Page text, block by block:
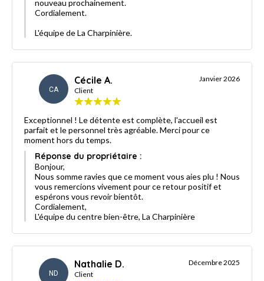
nouveau prochainement.
Cordialement.
L'équipe de La Charpinière.
CA
Cécile A.
Client
Janvier 2026
Exceptionnel ! Le détente est complète, l'accueil est
parfait et le personnel très agréable. Merci pour ce
moment hors du temps.
Réponse du propriétaire :
Bonjour,
Nous somme ravies que ce moment vous aies plu ! Nous
vous remercions vivement pour ce retour positif et
espérons vous revoir bientôt.
Cordialement,
L'équipe du centre bien-être, La Charpinière
ND
Nathalie D.
Client
Décembre 2025